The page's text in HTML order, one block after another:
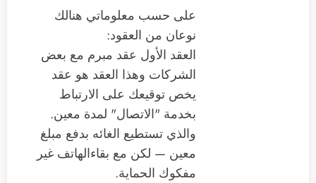
على حسب معلوماتي هنالك
نوعان من العقود:
العقد الأول عقد مبرم مع بعض
الشركات وهذا العقد هو عقد
يخص توقيعك على الارتباط
بخدمة "الاتصال" لمدة معين.
والذي تستطيع الغائه بدفع مبلغ
معين — لكن مع بقاءالهاتف غير
مفكوك الحماية.